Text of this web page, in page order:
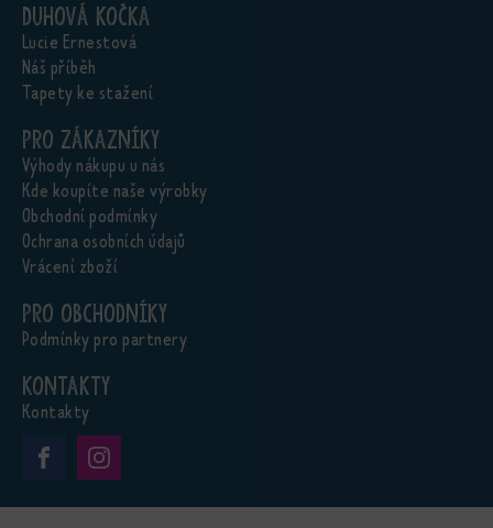
Duhová kočka
Lucie Ernestová
Náš příběh
Tapety ke stažení
Pro zákazníky
Výhody nákupu u nás
Kde koupíte naše výrobky
Obchodní podmínky
Ochrana osobních údajů
Vrácení zboží
Pro obchodníky
Podmínky pro partnery
Kontakty
Kontakty